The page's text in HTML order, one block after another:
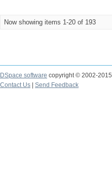
Now showing items 1-20 of 193
DSpace software copyright © 2002-2015
Contact Us
Send Feedback